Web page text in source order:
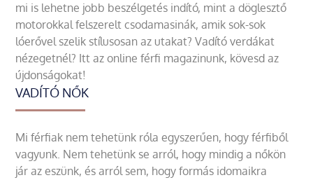
mi is lehetne jobb beszélgetés indító, mint a döglesztő
motorokkal felszerelt csodamasinák, amik sok-sok
lóerővel szelik stílusosan az utakat? Vadító verdákat
nézegetnél? Itt az online férfi magazinunk, kövesd az
újdonságokat!
VADÍTÓ NŐK
Mi férfiak nem tehetünk róla egyszerűen, hogy férfiből
vagyunk. Nem tehetünk se arról, hogy mindig a nőkön
jár az eszünk, és arról sem, hogy formás idomaikra